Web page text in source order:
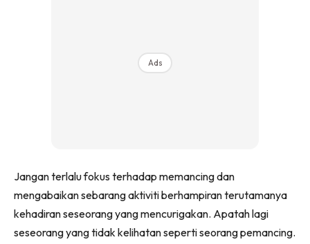
Ads
Jangan terlalu fokus terhadap memancing dan
mengabaikan sebarang aktiviti berhampiran terutamanya
kehadiran seseorang yang mencurigakan. Apatah lagi
seseorang yang tidak kelihatan seperti seorang pemancing.